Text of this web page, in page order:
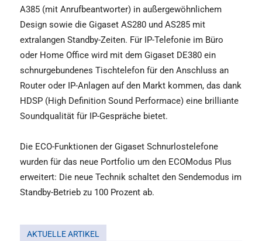
A385 (mit Anrufbeantworter) in außergewöhnlichem
Design sowie die Gigaset AS280 und AS285 mit
extralangen Standby-Zeiten. Für IP-Telefonie im Büro
oder Home Office wird mit dem Gigaset DE380 ein
schnurgebundenes Tischtelefon für den Anschluss an
Router oder IP-Anlagen auf den Markt kommen, das dank
HDSP (High Definition Sound Performace) eine brilliante
Soundqualität für IP-Gespräche bietet.
Die ECO-Funktionen der Gigaset Schnurlostelefone
wurden für das neue Portfolio um den ECOModus Plus
erweitert: Die neue Technik schaltet den Sendemodus im
Standby-Betrieb zu 100 Prozent ab.
AKTUELLE ARTIKEL